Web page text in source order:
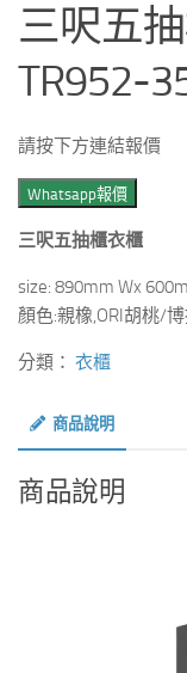
三呎五
TR952-
請按下方連結報價
Whatsapp報價
三呎五抽櫃衣櫃
size: 890mm Wx
顏色:親橡,ORI胡桃/
分類： 衣櫃
商品說明
商品說明